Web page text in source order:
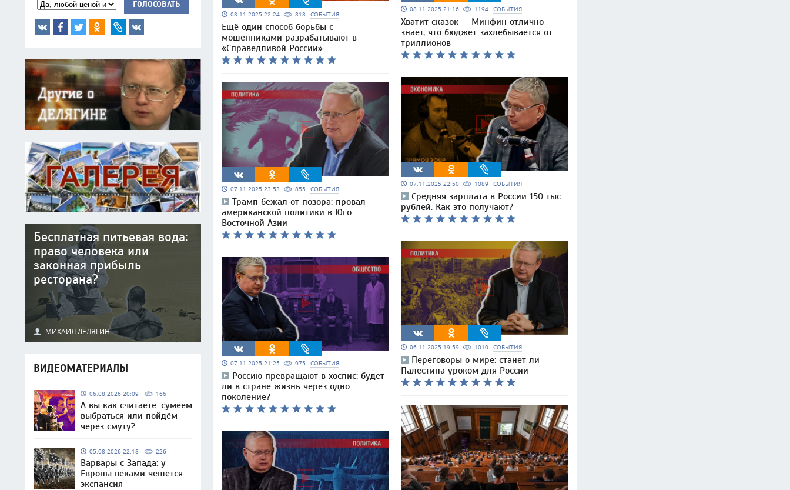
ГОЛОСОВАТЬ
Бесплатная питьевая вода:
право человека или
законная прибыль
ресторана?
МИХАИЛ ДЕЛЯГИН
ВИДЕОМАТЕРИАЛЫ
06.08.2026 20:09 166
А вы как считаете: сумеем
выбраться или пойдём
через смуту?
05.08.2026 22:18 226
Варвары с Запада: у
Европы веками чешется
экспансия
08.11.2025 22:24 818 СОБЫТИЯ
Ещё один способ борьбы с
мошенниками разрабатывают в
«Справедливой России»
07.11.2025 23:53 855 СОБЫТИЯ
Трамп бежал от позора: провал
американской политики в Юго-
Восточной Азии
07.11.2025 21:25 975 СОБЫТИЯ
Россию превращают в хоспис: будет
ли в стране жизнь через одно
поколение?
08.11.2025 21:16 1194 СОБЫТИЯ
Хватит сказок — Минфин отлично
знает, что бюджет захлебывается от
триллионов
07.11.2025 22:50 1089 СОБЫТИЯ
Средняя зарплата в России 150 тыс
рублей. Как это получают?
06.11.2025 19:59 1010 СОБЫТИЯ
Переговоры о мире: станет ли
Палестина уроком для России